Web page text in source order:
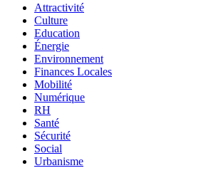
Attractivité
Culture
Education
Énergie
Environnement
Finances Locales
Mobilité
Numérique
RH
Santé
Sécurité
Social
Urbanisme